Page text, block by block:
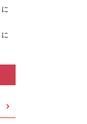
に
に